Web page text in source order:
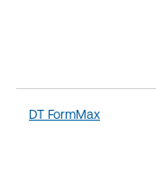
DT FormMax